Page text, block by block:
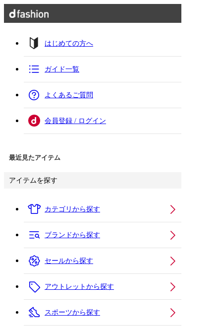
はじめての方へ
ガイド一覧
よくあるご質問
会員登録 / ログイン
最近見たアイテム
アイテムを探す
カテゴリから探す
ブランドから探す
セールから探す
アウトレットから探す
スポーツから探す